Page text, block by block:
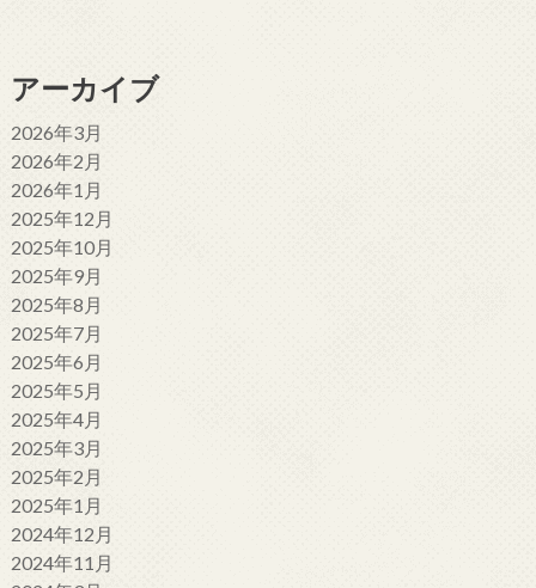
アーカイブ
2026年3月
2026年2月
2026年1月
2025年12月
2025年10月
2025年9月
2025年8月
2025年7月
2025年6月
2025年5月
2025年4月
2025年3月
2025年2月
2025年1月
2024年12月
2024年11月